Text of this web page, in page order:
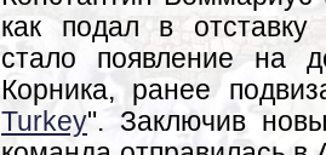
как подал в отставку
стало появление на
Корника, ранее
Turkey". Заключив